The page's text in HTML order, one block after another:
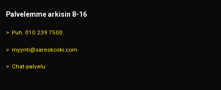
Palvelemme arkisin 8-16
Puh. 010 239 7500
myynti@sareskoski.com
Chat-palvelu